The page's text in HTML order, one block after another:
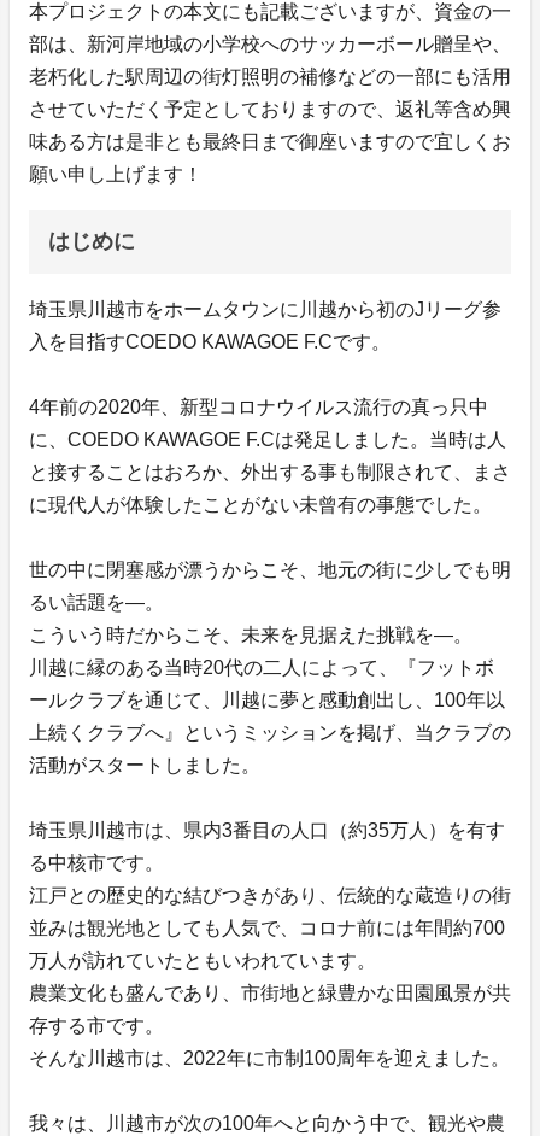
本プロジェクトの本文にも記載ございますが、資金の一
部は、新河岸地域の小学校へのサッカーボール贈呈や、
老朽化した駅周辺の街灯照明の補修などの一部にも活用
させていただく予定としておりますので、返礼等含め興
味ある方は是非とも最終日まで御座いますので宜しくお
願い申し上げます！
はじめに
埼玉県川越市をホームタウンに川越から初のJリーグ参
入を目指すCOEDO KAWAGOE F.Cです。
4年前の2020年、新型コロナウイルス流行の真っ只中
に、COEDO KAWAGOE F.Cは発足しました。当時は人
と接することはおろか、外出する事も制限されて、まさ
に現代人が体験したことがない未曾有の事態でした。
世の中に閉塞感が漂うからこそ、地元の街に少しでも明
るい話題を―。
こういう時だからこそ、未来を見据えた挑戦を―。
川越に縁のある当時20代の二人によって、『フットボ
ールクラブを通じて、川越に夢と感動創出し、100年以
上続くクラブへ』というミッションを掲げ、当クラブの
活動がスタートしました。
埼玉県川越市は、県内3番目の人口（約35万人）を有す
る中核市です。
江戸との歴史的な結びつきがあり、伝統的な蔵造りの街
並みは観光地としても人気で、コロナ前には年間約700
万人が訪れていたともいわれています。
農業文化も盛んであり、市街地と緑豊かな田園風景が共
存する市です。
そんな川越市は、2022年に市制100周年を迎えました。
我々は、川越市が次の100年へと向かう中で、観光や農